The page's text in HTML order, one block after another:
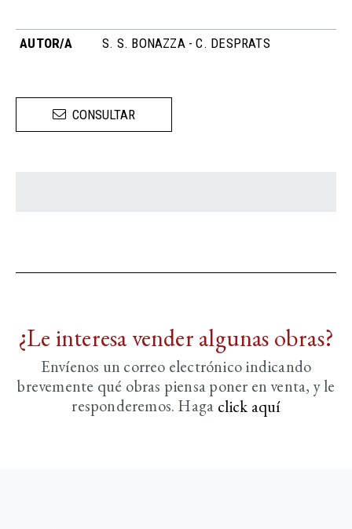
AUTOR/A S. S. BONAZZA - C. DESPRATS
CONSULTAR
¿Le interesa vender algunas obras?
Envíenos un correo electrónico indicando
brevemente qué obras piensa poner en venta, y le
responderemos. Haga click aquí­